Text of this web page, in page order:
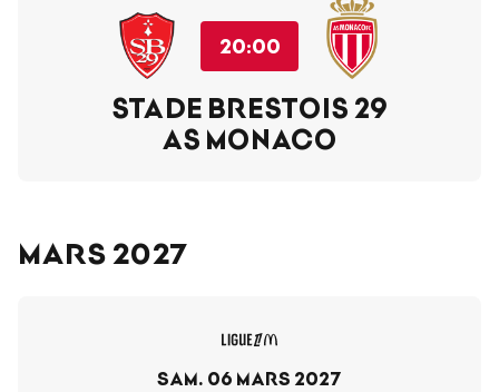
20:00
STADE BRESTOIS 29
AS MONACO
Mars 2027
sam. 06 mars 2027